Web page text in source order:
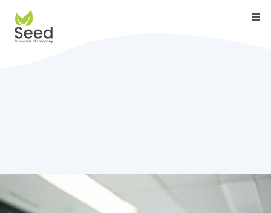
content
หน้าแรก
บล็อค